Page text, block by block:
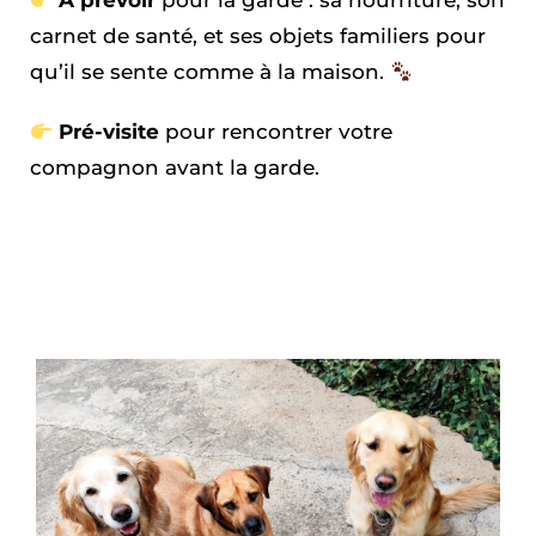
carnet de santé, et ses objets familiers pour
qu’il se sente comme à la maison.
Pré-visite pour rencontrer votre
compagnon avant la garde.